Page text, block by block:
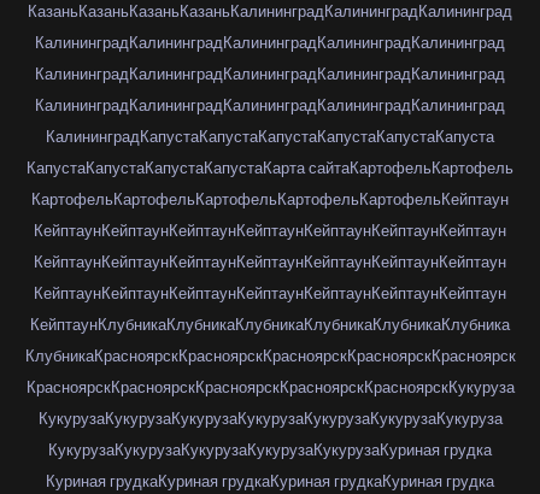
КазаньКазаньКазаньКазаньКалининградКалининградКалининград
КалининградКалининградКалининградКалининградКалининград
КалининградКалининградКалининградКалининградКалининград
КалининградКалининградКалининградКалининградКалининград
КалининградКапустаКапустаКапустаКапустаКапустаКапуста
КапустаКапустаКапустаКапустаКарта сайтаКартофельКартофель
КартофельКартофельКартофельКартофельКартофельКейптаун
КейптаунКейптаунКейптаунКейптаунКейптаунКейптаунКейптаун
КейптаунКейптаунКейптаунКейптаунКейптаунКейптаунКейптаун
КейптаунКейптаунКейптаунКейптаунКейптаунКейптаунКейптаун
КейптаунКлубникаКлубникаКлубникаКлубникаКлубникаКлубника
КлубникаКрасноярскКрасноярскКрасноярскКрасноярскКрасноярск
КрасноярскКрасноярскКрасноярскКрасноярскКрасноярскКукуруза
КукурузаКукурузаКукурузаКукурузаКукурузаКукурузаКукуруза
КукурузаКукурузаКукурузаКукурузаКукурузаКуриная грудка
Куриная грудкаКуриная грудкаКуриная грудкаКуриная грудка